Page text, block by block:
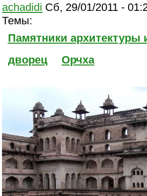
achadidi Сб, 29/01/2011 -
Темы:
Памятники архитектуры
дворец
Орчха